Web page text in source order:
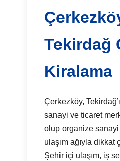
Tekirdağ
Kiralama
Çerkezköy,
sanayi ve ticaret
olup organize
ulaşım ağıyla dikkat
Şehir içi ulaşım, iş